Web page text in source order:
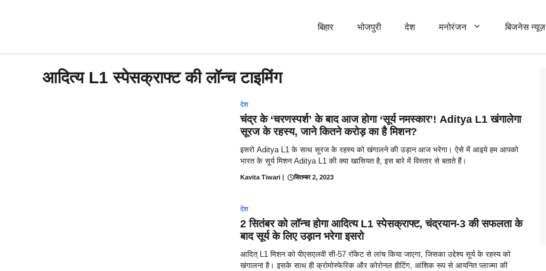
बिहार भोजपुरी देश मनोरंजन बिजनेस न्यूज़
आदित्य L1 स्पेसक्राफ्ट की लॉन्च टाइमिंग
देश
चंद्र के ‘चरणस्पर्श’ के बाद आज होगा ‘सूर्य नमस्कार’! Aditya L1 खंगालेगा
सूरज के रहस्य, जाने कितने करोड़ का है मिशन?
इसरो Aditya L1 के साथ सूरज के रहस्य को खंगालने की उड़ान आज भरेगा। ऐसे में आइये हम आपको
भारत के सूर्य मिशन Aditya L1 की क्या खासियत है, इस बारे में विस्तार से बताते हैं।
Kavita Tiwari | सितम्बर 2, 2023
देश
2 सितंबर को लॉन्च होगा आदित्य L1 स्पेसक्राफ्ट, चंद्रयान-3 की सफलता के
बाद सूर्य के लिए उड़ान भरेगा इसरो
आदित् L1 मिशन को पीएसएलवी सी-57 रॉकेट से लांच किया जाएगा, जिसका उद्देश्य सूर्य के रहस्य को
खंगालना है। इसके साथ ही क्रोमोस्फेरिक और कोरोनल हीटिंग, आंशिक रूप से आयनित प्लाज्मा की